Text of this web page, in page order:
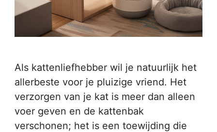
Als kattenliefhebber wil je natuurlijk het
allerbeste voor je pluizige vriend. Het
verzorgen van je kat is meer dan alleen
voer geven en de kattenbak
verschonen; het is een toewijding die